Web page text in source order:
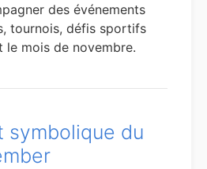
des événements
tournois, défis sportifs
le mois de novembre.
symbolique du